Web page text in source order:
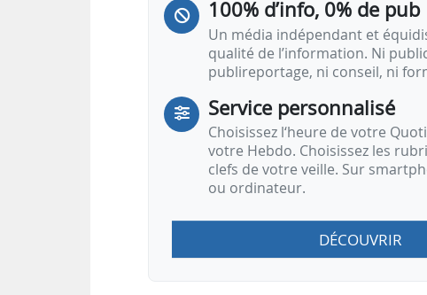
100% d’info, 0% de pub
Un média indépendant et
qualité de l’information. Ni
publireportage, ni conseil, ni
Service personnalisé
Choisissez l‘heure de votre
votre Hebdo. Choisissez les
clefs de votre veille. Sur
ou ordinateur.
DÉCOUVRIR